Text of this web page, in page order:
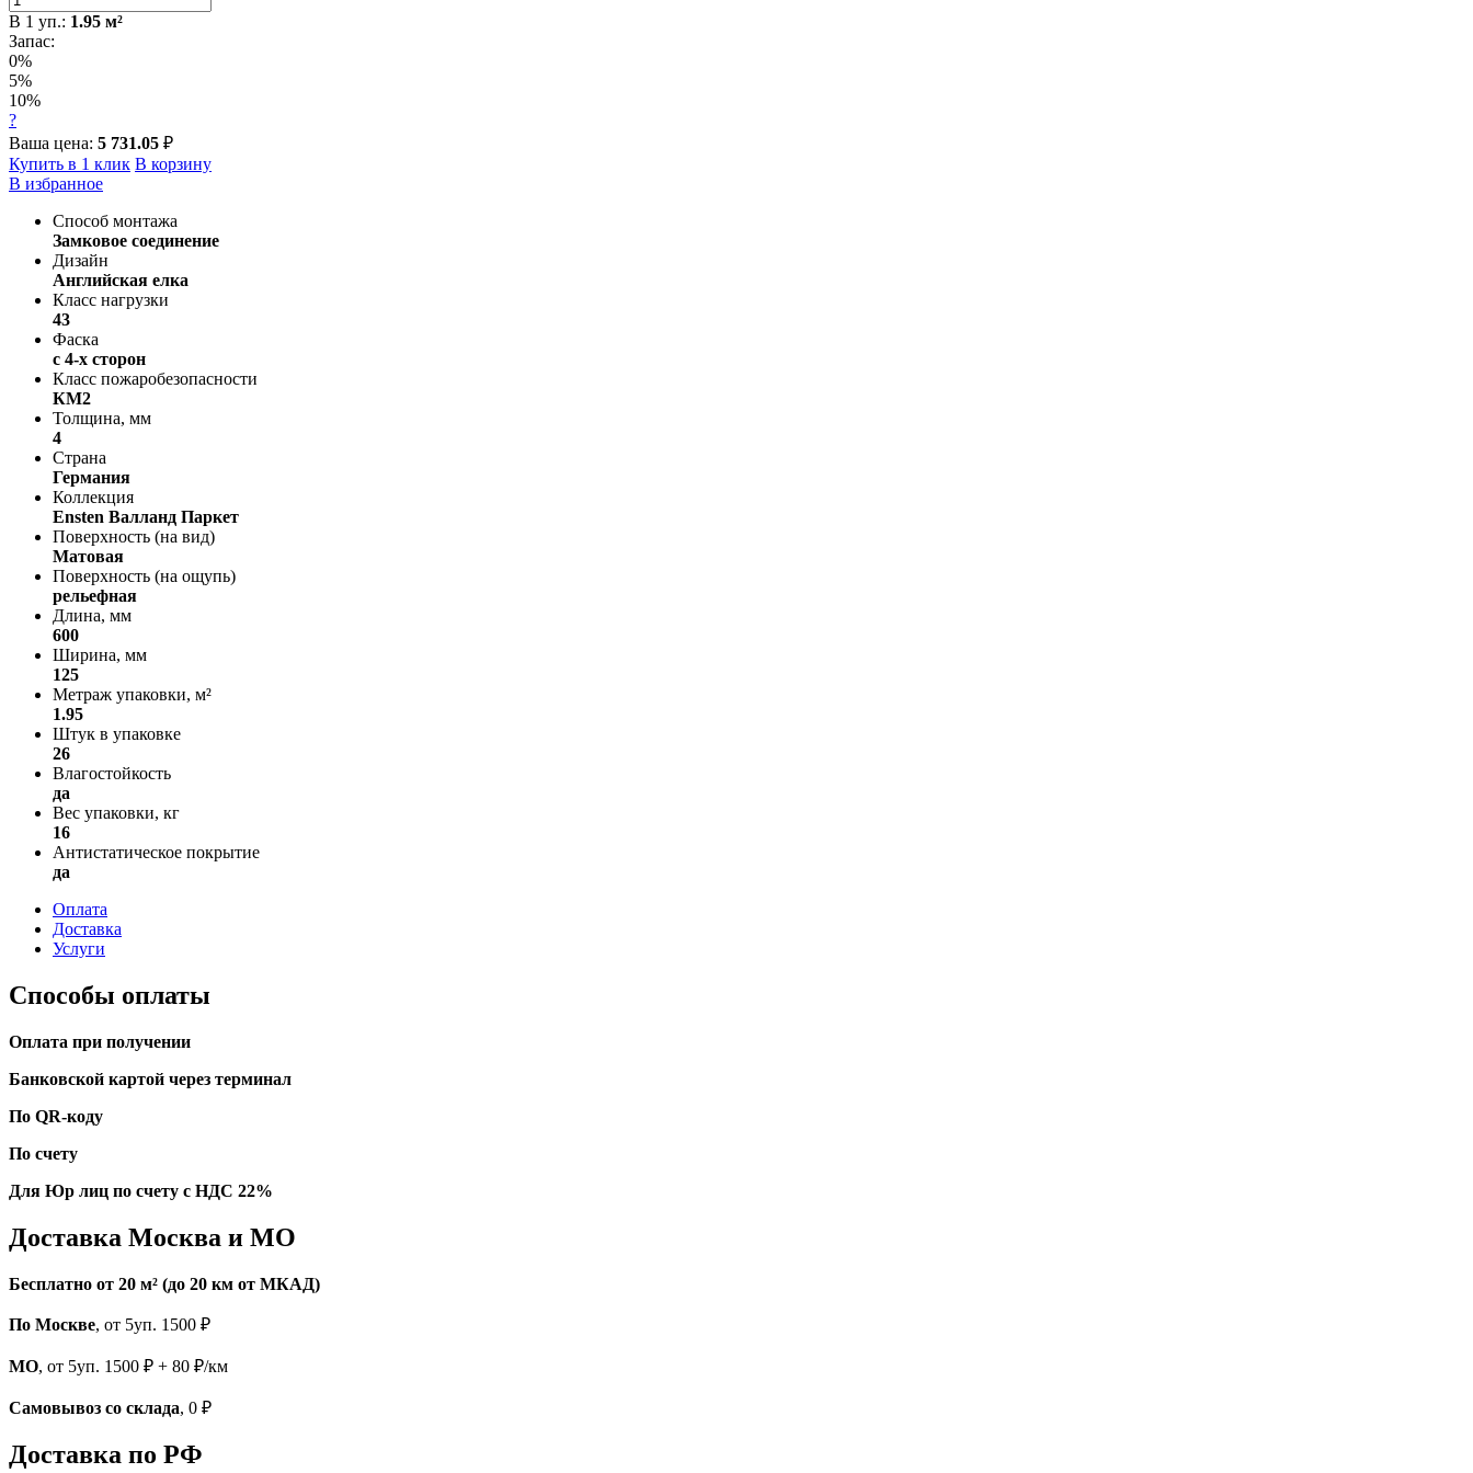
В 1 уп.: 1.95 м²
Запас:
0%
5%
10%
?
Ваша цена: 5 731.05 ₽
Купить в 1 клик В корзину
В избранное
Способ монтажа
Замковое соединение
Дизайн
Английская елка
Класс нагрузки
43
Фаска
с 4-х сторон
Класс пожаробезопасности
КМ2
Толщина, мм
4
Страна
Германия
Коллекция
Ensten Валланд Паркет
Поверхность (на вид)
Матовая
Поверхность (на ощупь)
рельефная
Длина, мм
600
Ширина, мм
125
Метраж упаковки, м²
1.95
Штук в упаковке
26
Влагостойкость
да
Вес упаковки, кг
16
Антистатическое покрытие
да
Оплата
Доставка
Услуги
Способы оплаты
Оплата при получении
Банковской картой через терминал
По QR-коду
По счету
Для Юр лиц по счету с НДС 22%
Доставка Москва и МО
Бесплатно от 20 м² (до 20 км от МКАД)
По Москве, от 5уп. 1500 ₽
МО, от 5уп. 1500 ₽ + 80 ₽/км
Самовывоз со склада, 0 ₽
Доставка по РФ